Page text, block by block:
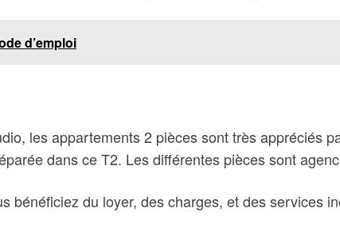
d’emploi
les appartements 2 pièces sont très appréciés
dans ce T2. Les différentes pièces sont
bénéficiez du loyer, des charges, et des services